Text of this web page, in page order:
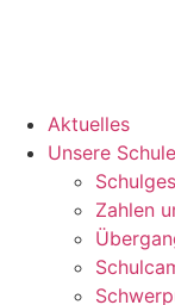
Aktuelles
Unsere Schule
Zahlen